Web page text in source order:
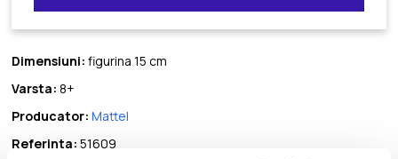
Dimensiuni: figurina 15 cm
Varsta: 8+
Producator: Mattel
Referinta: 51609